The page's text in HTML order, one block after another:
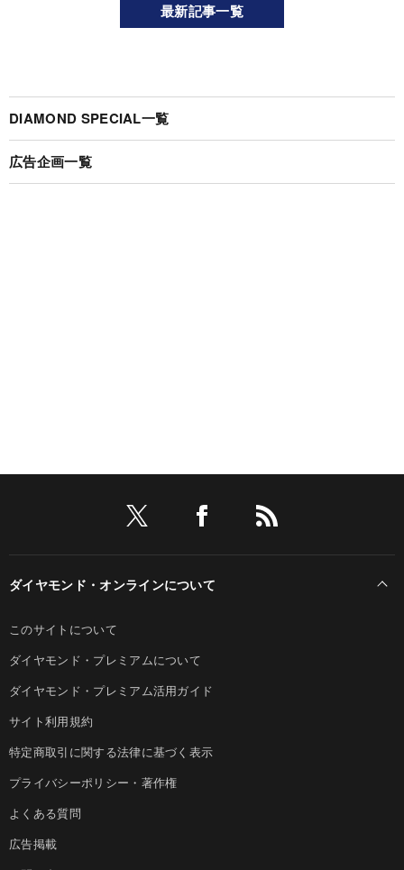
最新記事一覧
DIAMOND SPECIAL一覧
広告企画一覧
ダイヤモンド・オンラインについて
このサイトについて
ダイヤモンド・プレミアムについて
ダイヤモンド・プレミアム活用ガイド
サイト利用規約
特定商取引に関する法律に基づく表示
プライバシーポリシー・著作権
よくある質問
広告掲載